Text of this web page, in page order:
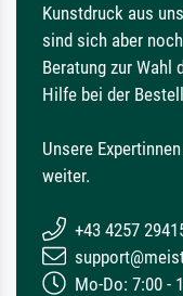
Kunstdruck aus
sind sich aber
Beratung zur Wahl
Hilfe bei der
Unsere
weiter.
+43 4257
Mo-Do: 7:00 -